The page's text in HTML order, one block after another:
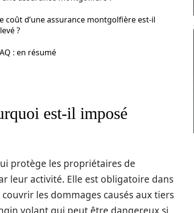
coût d’une assurance montgolfière est-il
?
: en résumé
est-il imposé
protège les propriétaires de
leur activité. Elle est obligatoire dans
les dommages causés aux tiers